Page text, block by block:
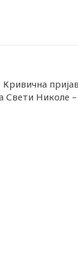
Кривична
Свети Николе